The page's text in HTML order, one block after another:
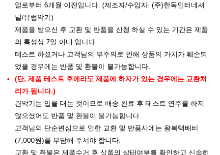
일로부터 6개월 이전입니다. (제조자/수입자: (주)한독인터네셔
널/유럽악기)
제품을 받으신 후 교환 및 반품을 신청 하실 수 있는 기간은 제품
의 특성상 7일 이내 입니다.
테스트 하셨거나 고객님의 부주의로 인해 상품의 가치가 훼손되
었을 경우에는 반품 및 환불이 불가능합니다.
(단, 제품 테스트 후에라도 제품에 하자가 있는 경우에는 교환처
리가 됩니다.)
관악기는 입을 대는 것이므로 배송 완료 후 테스트 연주를 하지
않으셨어도 반품 및 환불이 불가능합니다.
고객님의 단순변심으로 인한 교환 및 반품시에는 왕복택배비
(7,000원)를 부담해 주셔야 합니다.
교환 및 환불은 제품수거 후 상품의 상태여부를 확인하고 신속히